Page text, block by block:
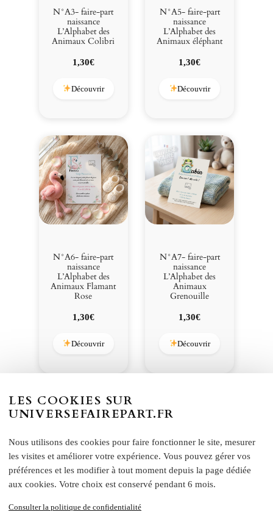
N°A3- faire-part
naissance
L’Alphabet des
Animaux Colibri
1,30€
Découvrir
N°A5- faire-part
naissance
L’Alphabet des
Animaux éléphant
1,30€
Découvrir
N°A6- faire-part
naissance
L’Alphabet des
Animaux Flamant
Rose
1,30€
Découvrir
N°A7- faire-part
naissance
L’Alphabet des
Animaux
Grenouille
1,30€
Découvrir
Charger plus Tout ranger
Informations produit
LES COOKIES SUR
UNIVERSEFAIREPART.FR
Nous utilisons des cookies pour faire fonctionner le site, mesurer
les visites et améliorer votre expérience. Vous pouvez gérer vos
préférences et les modifier à tout moment depuis la page dédiée
aux cookies. Votre choix est conservé pendant 6 mois.
Consulter la politique de confidentialité